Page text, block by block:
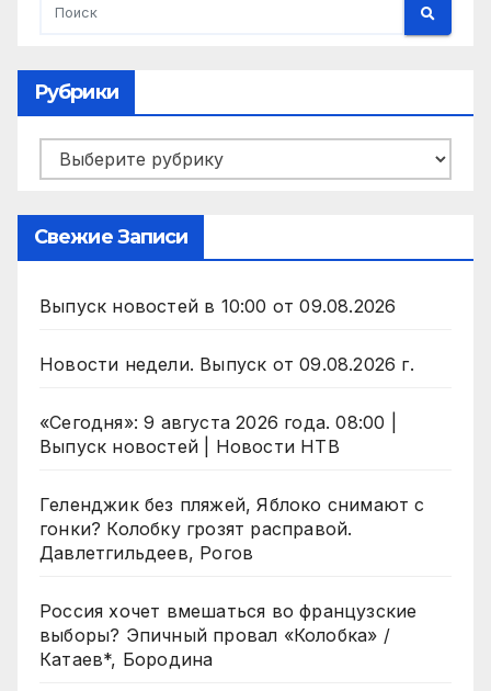
Рубрики
Рубрики
Свежие Записи
Выпуск новостей в 10:00 от 09.08.2026
Новости недели. Выпуск от 09.08.2026 г.
«Сегодня»: 9 августа 2026 года. 08:00 |
Выпуск новостей | Новости НТВ
Геленджик без пляжей, Яблоко снимают с
гонки? Колобку грозят расправой.
Давлетгильдеев, Рогов
Россия хочет вмешаться во французские
выборы? Эпичный провал «Колобка» /
Катаев*, Бородина